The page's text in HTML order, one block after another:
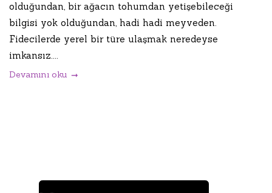
olduğundan, bir ağacın tohumdan yetişebileceği
bilgisi yok olduğundan, hadi hadi meyveden.
Fidecilerde yerel bir türe ulaşmak neredeyse
imkansız....
Devamını oku